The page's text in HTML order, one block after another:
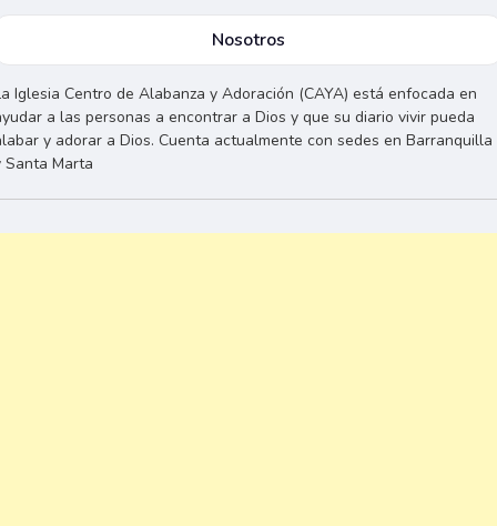
Nosotros
Iglesia Centro de Alabanza y Adoración (CAYA) está enfocada en
a las personas a encontrar a Dios y que su diario vivir pueda
y adorar a Dios. Cuenta actualmente con sedes en Barranquilla
Santa Marta